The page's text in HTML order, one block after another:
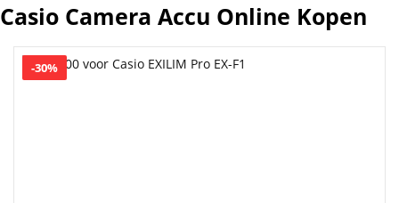
Casio Camera Accu Online Kopen
-30%